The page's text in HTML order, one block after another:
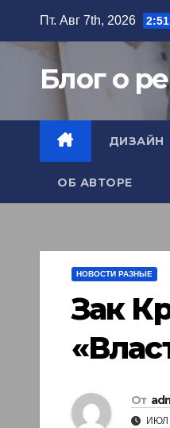
содержимому
Пт. Авг 7th, 2026
Блог о
ДИЗАЙН
ОБ АВТОРЕ
НОВОСТИ РАЗНЫЕ
Зак
От
ИЮЛ